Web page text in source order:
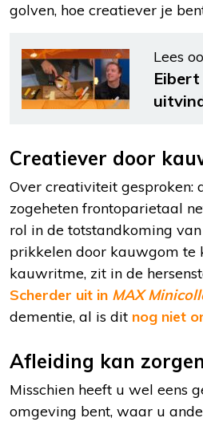
golven, hoe creatiever je
Lees
Eibert
Creatiever door
Over creativiteit gesproken:
zogeheten frontoparietaal
rol in de totstandkoming
prikkelen door kauwgom te
kauwritme, zit in de
Scherder uit in MAX
dementie, al is dit nog niet
Afleiding kan
Misschien heeft u wel eens
omgeving bent, waar u